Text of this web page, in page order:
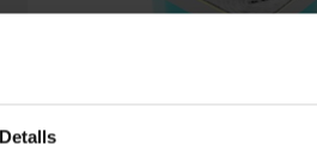
Detalls